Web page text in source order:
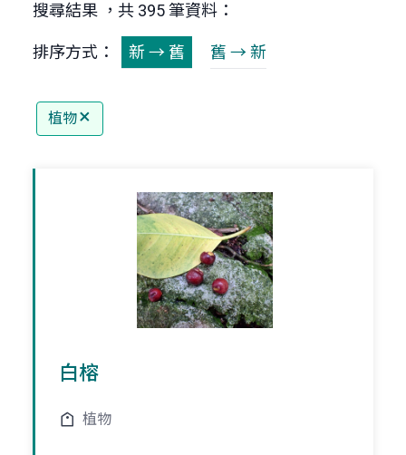
搜尋結果 ，共 395 筆資料：
排序方式： 新 → 舊 舊 → 新
植物
白榕
植物